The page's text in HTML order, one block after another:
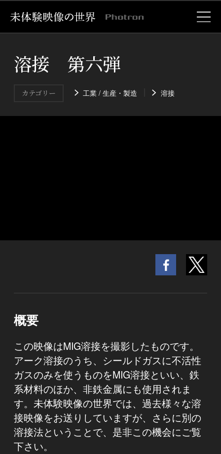
溶接 第六弾
カテゴリー 工業 / 生産・製造 溶接
概要
この映像はMIG溶接を撮影したものです。
アーク溶接のうち、シールドガスに不活性
ガスのみを使うものをMIG溶接といい、鉄
系材料のほか、非鉄金属にも使用されま
す。未体験映像の世界では、過去様々な溶
接映像をお送りしていますが、さらに別の
溶接法ということで、是非この機会にご覧
下さい。